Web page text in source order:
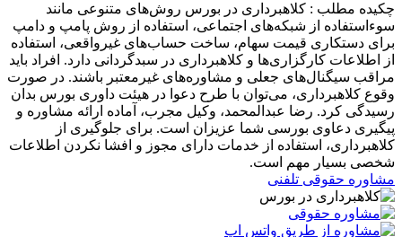
چکیده مطلب : کلاهبرداری در بورس روش‌های متنوعی مانند
سوءاستفاده از شبکه‌های اجتماعی، استفاده از روش پامپ و دامپ
برای دستکاری قیمت سهام، ساخت حساب‌های غیرواقعی، استفاده
از اطلاعات کارگزاری‌ها و کلاهبرداری در سبدگردانی دارد. افراد باید
مراقب سیگنال‌های جعلی و مشاوره‌های غیرمعتبر باشند. در صورت
وقوع کلاهبرداری، می‌توان با طرح دعوا در هیئت داوری بورس بدان
رسیدگی کرد. رضا عبدالمحمد، وکیل مجرب، آماده ارائه مشاوره و
پیگیری دعاوی بورسی شما عزیزان است. برای جلوگیری از
کلاهبرداری، استفاده از خدمات دارای مجوز و افشا نکردن اطلاعات
شخصی بسیار مهم است.
مشاوره حقوقی تلفنی